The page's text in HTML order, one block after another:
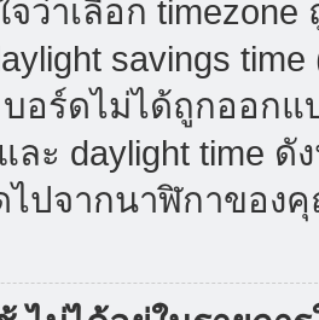
าเลือก timezone
savings
อร์ดไม่ได้ถูกออกแ
ะ daylight time
ไปจากนาฬิกาของ